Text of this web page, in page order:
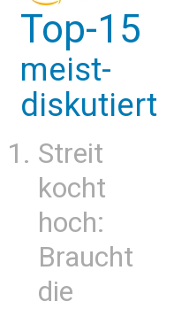
Top-15
meist-
diskutiert
Streit
kocht
hoch:
Braucht
die